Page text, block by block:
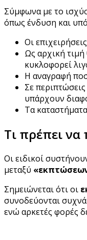
Σύμφωνα με το
όπως ένδυση και
Οι
Ως αρχική τιμή
κυκλοφορεί
Η αναγραφή
Σε
υπάρχουν
Τα
Τι πρέπει να
Οι ειδικοί
μεταξύ
Σημειώνεται ότι οι
συνοδεύονται
ενώ αρκετές φορές